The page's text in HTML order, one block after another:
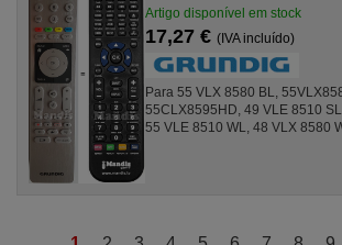
Artigo disponível em stock
17,27 €(IVA incluído)
Para 55 VLX 8580 BL,
55CLX8595HD, 49 VLE 8510
55 VLE 8510 WL, 48 VLX 8580